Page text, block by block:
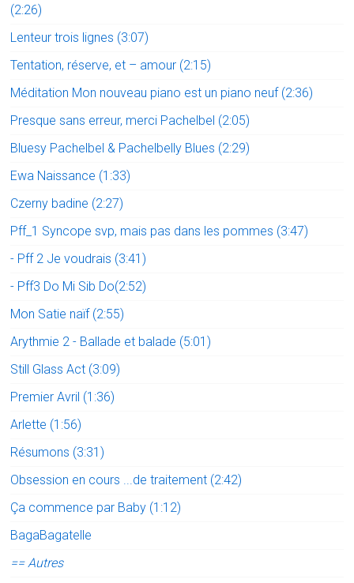
(2:26)
Lenteur trois lignes (3:07)
Tentation, réserve, et – amour (2:15)
Méditation Mon nouveau piano est un piano neuf (2:36)
Presque sans erreur, merci Pachelbel (2:05)
Bluesy Pachelbel & Pachelbelly Blues (2:29)
Ewa Naissance (1:33)
Czerny badine (2:27)
Pff_1 Syncope svp, mais pas dans les pommes (3:47)
- Pff 2 Je voudrais (3:41)
- Pff3 Do Mi Sib Do(2:52)
Mon Satie naïf (2:55)
Arythmie 2 - Ballade et balade (5:01)
Still Glass Act (3:09)
Premier Avril (1:36)
Arlette (1:56)
Résumons (3:31)
Obsession en cours ...de traitement (2:42)
Ça commence par Baby (1:12)
BagaBagatelle
== Autres